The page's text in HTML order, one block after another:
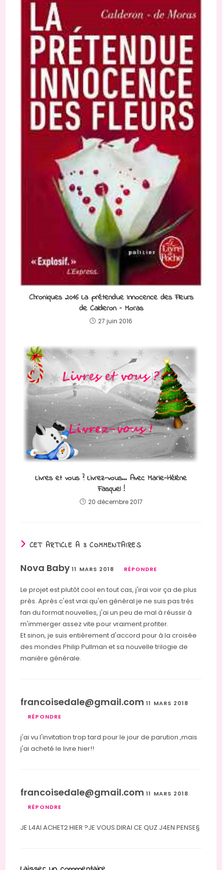
Chroniques 2016 La prétendue Innocence des Fleurs
de Calderon – Moras
27 juin 2016
Livres et vous ? Livrez-vous… Avec Marie-Hélène
Fasquel !
20 décembre 2017
CET ARTICLE A 3 COMMENTAIRES
Nova Baby11 MARS 2018 RÉPONDRE
Le projet est plutôt cool en tout cas, j'irai voir ça de plus
près. Après c'est vrai qu'en général je ne suis pas très
fan du format nouvelles, j'ai un peu de mal à réussir à
m'immerger assez vite pour vraiment profiter.
Et sinon, je suis entièrement d'accord pour à la croisée
des mondes Philip Pullman et sa nouvelle trilogie de
manière générale.
francoisedale@gmail.com11 MARS 2018
RÉPONDRE
j'ai vu l'invitation trop tard pour le jour de parution ,mais
j'ai acheté le livre hier!!
francoisedale@gmail.com11 MARS 2018
RÉPONDRE
JE L4AI ACHET2 HIER ?JE VOUS DIRAI CE QUZ J4EN PENSE§